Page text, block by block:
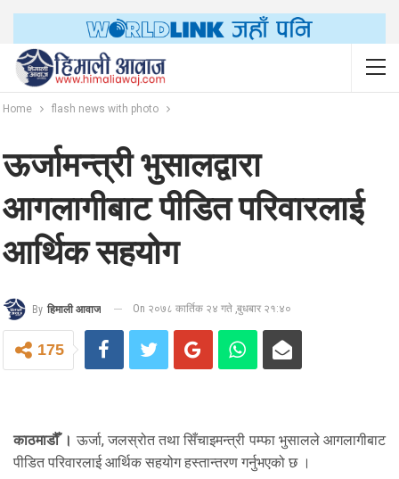
Home flash news with photo
ऊर्जामन्त्री भुसालद्वारा
आगलागीबाट पीडित परिवारलाई
आर्थिक सहयोग
By हिमाली आवाज On २०७८ कार्तिक २४ गते ,बुधबार २१:४०
175
काठमाडौँ । ऊर्जा, जलस्रोत तथा सिँचाइमन्त्री पम्फा भुसालले आगलागीबाट
पीडित परिवारलाई आर्थिक सहयोग हस्तान्तरण गर्नुभएको छ ।